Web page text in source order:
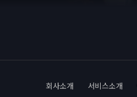
회사소개 서비스소개